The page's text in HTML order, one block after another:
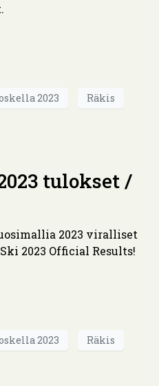
2023
Räkis
tulokset /
2023 viralliset
2023 Official Results!
2023
Räkis